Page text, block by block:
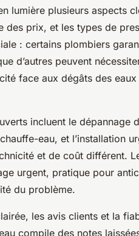
lumière plusieurs aspects
des prix, et les types de
: certains plombiers
d’autres peuvent
face aux dégâts des
incluent le dépannage
eau, et l’installation
et de coût différent.
urgent, pratique pour
du problème.
les avis clients et la
compile des notes